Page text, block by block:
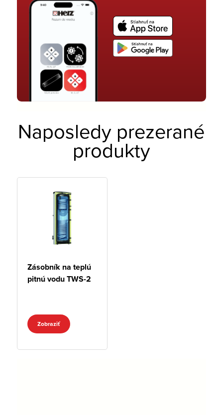
Naposledy prezerané
produkty
Zásobník na teplú
pitnú vodu TWS-2
Zobraziť